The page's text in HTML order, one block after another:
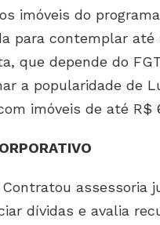
imóveis do
para contemplar até
que depende do
a popularidade de
imóveis de até R$
Contratou assessoria
dívidas e avalia